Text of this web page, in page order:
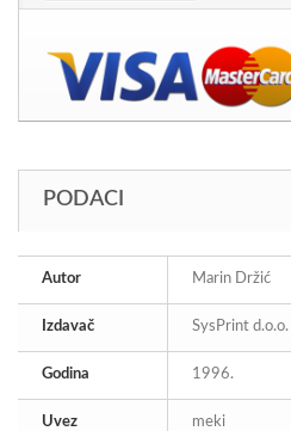
PODACI
Autor Marin Držić
Izdavač SysPrint d.o.o.
Godina 1996.
Uvez meki